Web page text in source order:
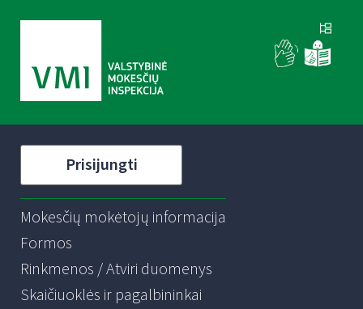
Prisijungti
Mokesčių mokėtojų informacija
Formos
Rinkmenos / Atviri duomenys
Skaičiuoklės ir pagalbininkai